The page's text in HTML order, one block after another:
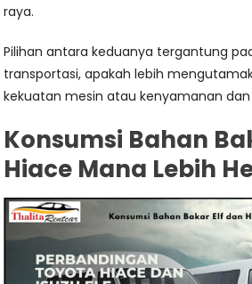
raya.
Pilihan antara keduanya tergantung
transportasi, apakah lebih
kekuatan mesin atau kenyamanan
Konsumsi Bahan
Hiace Mana Lebih